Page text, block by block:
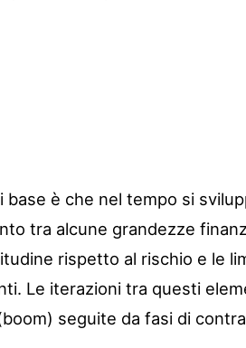
base è che nel tempo si
tra alcune grandezze
rispetto al rischio e le
Le iterazioni tra questi
seguite da fasi di